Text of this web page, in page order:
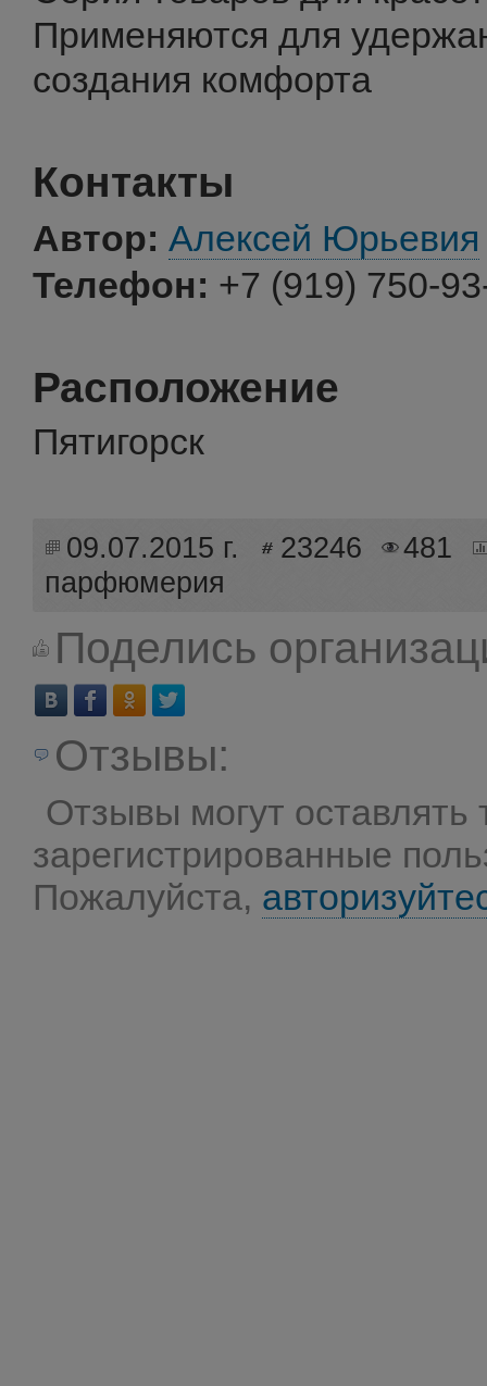
Применяются для
создания комфорта
Контакты
Автор: Алексей Юрьевия
Телефон: +7 (919) 750-
Расположение
Пятигорск
09.07.2015 г. 23246
481
парфюмерия
Поделись
Отзывы:
Отзывы могут оставлять
зарегистрированные
Пожалуйста,